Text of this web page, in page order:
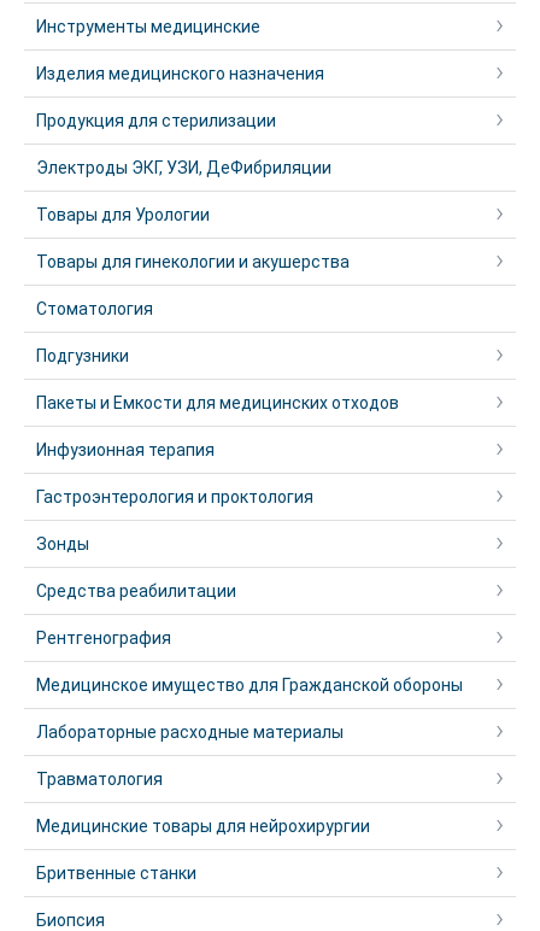
Инструменты медицинские
Изделия медицинского назначения
Продукция для стерилизации
Электроды ЭКГ, УЗИ, ДеФибриляции
Товары для Урологии
Товары для гинекологии и акушерства
Стоматология
Подгузники
Пакеты и Емкости для медицинских отходов
Инфузионная терапия
Гастроэнтерология и проктология
Зонды
Средства реабилитации
Рентгенография
Медицинское имущество для Гражданской обороны
Лабораторные расходные материалы
Травматология
Медицинские товары для нейрохирургии
Бритвенные станки
Биопсия